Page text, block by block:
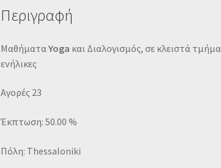
Περιγραφή
Μαθήματα Yoga και Διαλογισμός, σε κλειστά
ενήλικες
Αγορές 23
Έκπτωση: 50.00 %
Πόλη: Thessaloniki